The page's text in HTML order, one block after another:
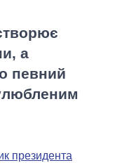
а
певний
президента